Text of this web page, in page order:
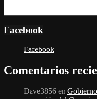
Facebook
Facebook
Comentarios
Dave3856 en